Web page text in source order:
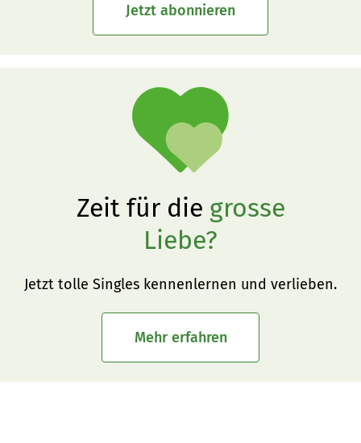
Jetzt abonnieren
Zeit für die grosse
Liebe?
Jetzt tolle Singles kennenlernen und verlieben.
Mehr erfahren